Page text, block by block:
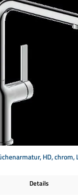
HD,
Details